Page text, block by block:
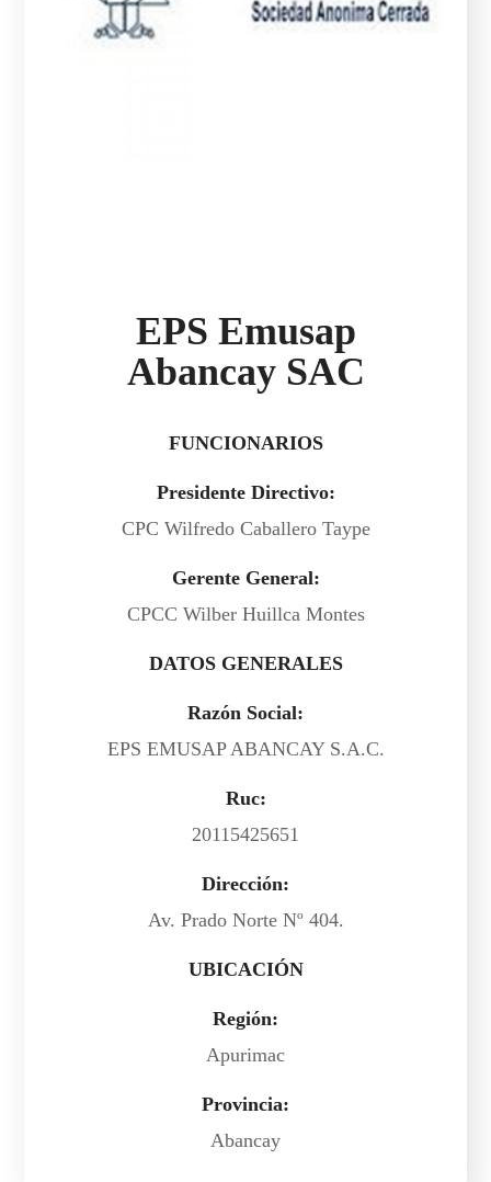
EPS Emusap
Abancay SAC
FUNCIONARIOS
Presidente Directivo:
CPC Wilfredo Caballero Taype
Gerente General:
CPCC Wilber Huillca Montes
DATOS GENERALES
Razón Social:
EPS EMUSAP ABANCAY S.A.C.
Ruc:
20115425651
Dirección:
Av. Prado Norte Nº 404.
UBICACIÓN
Región:
Apurimac
Provincia:
Abancay